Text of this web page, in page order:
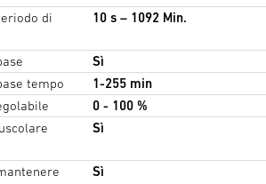
di
10 s – 1092 Min.
Sì
tempo
1-255 min
0 - 100 %
Sì
Sì